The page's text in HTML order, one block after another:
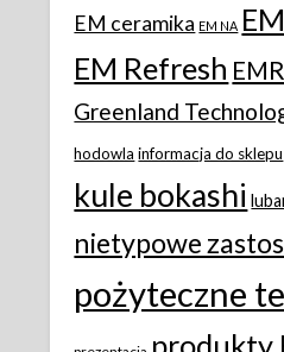
EM ceramika EM NA
EM Refresh
Greenland
hodowla informacja do sklepu
kule bokashi
nietypowe
pożyteczne